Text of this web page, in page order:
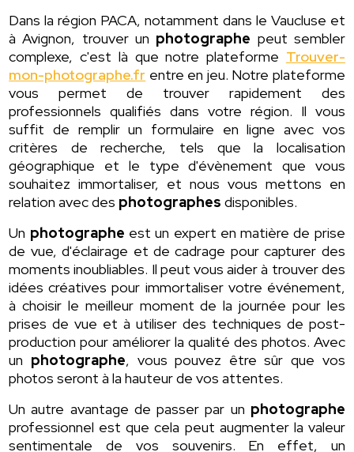
Dans la région PACA, notamment dans le Vaucluse et
à Avignon, trouver un photographe peut sembler
complexe, c'est là que notre plateforme Trouver-
mon-photographe.fr entre en jeu. Notre plateforme
vous permet de trouver rapidement des
professionnels qualifiés dans votre région. Il vous
suffit de remplir un formulaire en ligne avec vos
critères de recherche, tels que la localisation
géographique et le type d'évènement que vous
souhaitez immortaliser, et nous vous mettons en
relation avec des photographes disponibles.
Un photographe est un expert en matière de prise
de vue, d'éclairage et de cadrage pour capturer des
moments inoubliables. Il peut vous aider à trouver des
idées créatives pour immortaliser votre événement,
à choisir le meilleur moment de la journée pour les
prises de vue et à utiliser des techniques de post-
production pour améliorer la qualité des photos. Avec
un photographe, vous pouvez être sûr que vos
photos seront à la hauteur de vos attentes.
Un autre avantage de passer par un photographe
professionnel est que cela peut augmenter la valeur
sentimentale de vos souvenirs. En effet, un